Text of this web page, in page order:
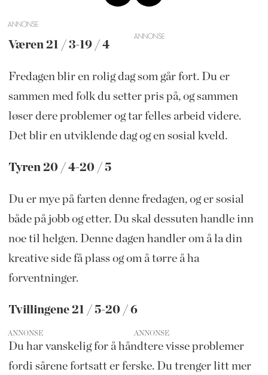
ANNONSE
Væren 21 / 3-19 / 4
Fredagen ​​blir en rolig dag som går fort. Du er
sammen med folk du setter pris på, og sammen
løser dere problemer og tar felles arbeid videre.
Det blir en utviklende dag og en sosial kveld.
Tyren 20 / 4-20 / 5
Du er mye på farten denne fredagen, og er sosial
både på jobb og etter. Du skal dessuten handle inn
noe til helgen. Denne dagen handler om å la din
kreative side få plass og om å tørre å ha
forventninger.
Tvillingene 21 / 5-20 / 6
ANNONSE
Du har vanskelig for å håndtere visse problemer
fordi sårene fortsatt er ferske. Du trenger litt mer